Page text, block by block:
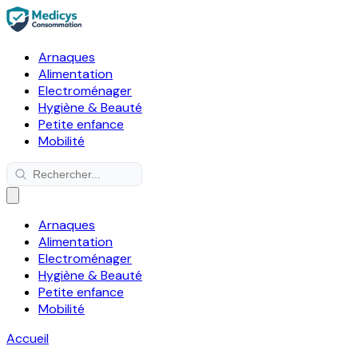
Arnaques
Alimentation
Electroménager
Hygiène & Beauté
Petite enfance
Mobilité
Arnaques
Alimentation
Electroménager
Hygiène & Beauté
Petite enfance
Mobilité
Accueil